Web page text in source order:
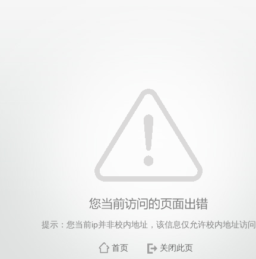
提示：您当前ip并非校内地址，该信息仅允许校内地址访问
首页 关闭此页